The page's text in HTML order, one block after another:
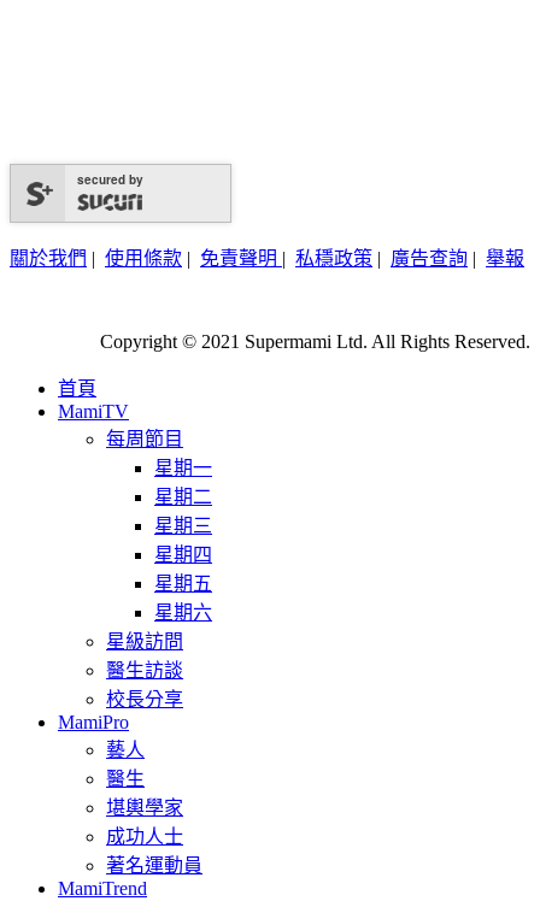
secured by
關於我們 | 使用條款 | 免責聲明 | 私穩政策 | 廣告查詢 | 舉報
Copyright © 2021 Supermami Ltd. All Rights Reserved.
首頁
MamiTV
每周節目
星期一
星期二
星期三
星期四
星期五
星期六
星級訪問
醫生訪談
校長分享
MamiPro
藝人
醫生
堪輿學家
成功人士
著名運動員
MamiTrend